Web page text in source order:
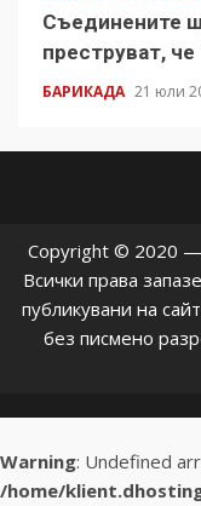
Съединените
преструват,
БАРИКАДА 21 юли
Copyright © 2020 —
Всички права
публикувани на
без писмено
Warning: Undefined
/home/